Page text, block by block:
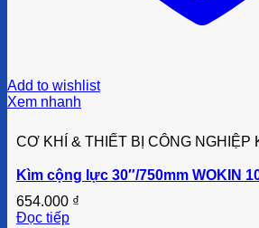
Add to wishlist
Xem nhanh
CƠ KHÍ & THIẾT BỊ CÔNG NGHIỆP
Kìm cộng lực 30″/750mm WOKIN
654.000 ₫
Đọc tiếp